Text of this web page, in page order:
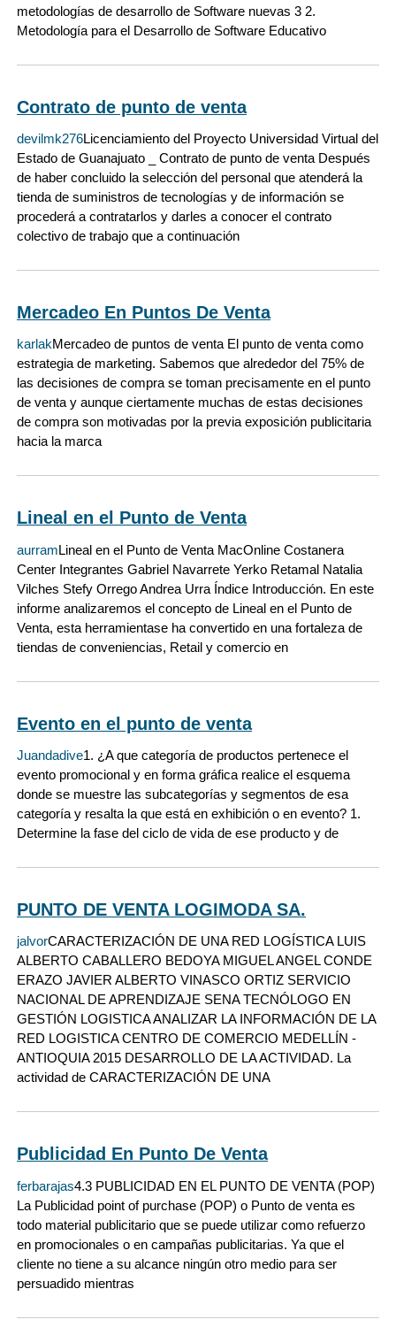
metodologías de desarrollo de Software nuevas 3 2.
Metodología para el Desarrollo de Software Educativo
Contrato de punto de venta
devilmk276Licenciamiento del Proyecto Universidad Virtual del
Estado de Guanajuato _ Contrato de punto de venta Después
de haber concluido la selección del personal que atenderá la
tienda de suministros de tecnologías y de información se
procederá a contratarlos y darles a conocer el contrato
colectivo de trabajo que a continuación
Mercadeo En Puntos De Venta
karlakMercadeo de puntos de venta El punto de venta como
estrategia de marketing. Sabemos que alrededor del 75% de
las decisiones de compra se toman precisamente en el punto
de venta y aunque ciertamente muchas de estas decisiones
de compra son motivadas por la previa exposición publicitaria
hacia la marca
Lineal en el Punto de Venta
aurramLineal en el Punto de Venta MacOnline Costanera
Center Integrantes Gabriel Navarrete Yerko Retamal Natalia
Vilches Stefy Orrego Andrea Urra Índice Introducción. En este
informe analizaremos el concepto de Lineal en el Punto de
Venta, esta herramientase ha convertido en una fortaleza de
tiendas de conveniencias, Retail y comercio en
Evento en el punto de venta
Juandadive1. ¿A que categoría de productos pertenece el
evento promocional y en forma gráfica realice el esquema
donde se muestre las subcategorías y segmentos de esa
categoría y resalta la que está en exhibición o en evento? 1.
Determine la fase del ciclo de vida de ese producto y de
PUNTO DE VENTA LOGIMODA SA.
jalvorCARACTERIZACIÓN DE UNA RED LOGÍSTICA LUIS
ALBERTO CABALLERO BEDOYA MIGUEL ANGEL CONDE
ERAZO JAVIER ALBERTO VINASCO ORTIZ SERVICIO
NACIONAL DE APRENDIZAJE SENA TECNÓLOGO EN
GESTIÓN LOGISTICA ANALIZAR LA INFORMACIÓN DE LA
RED LOGISTICA CENTRO DE COMERCIO MEDELLÍN -
ANTIOQUIA 2015 DESARROLLO DE LA ACTIVIDAD. La
actividad de CARACTERIZACIÓN DE UNA
Publicidad En Punto De Venta
ferbarajas4.3 PUBLICIDAD EN EL PUNTO DE VENTA (POP)
La Publicidad point of purchase (POP) o Punto de venta es
todo material publicitario que se puede utilizar como refuerzo
en promocionales o en campañas publicitarias. Ya que el
cliente no tiene a su alcance ningún otro medio para ser
persuadido mientras